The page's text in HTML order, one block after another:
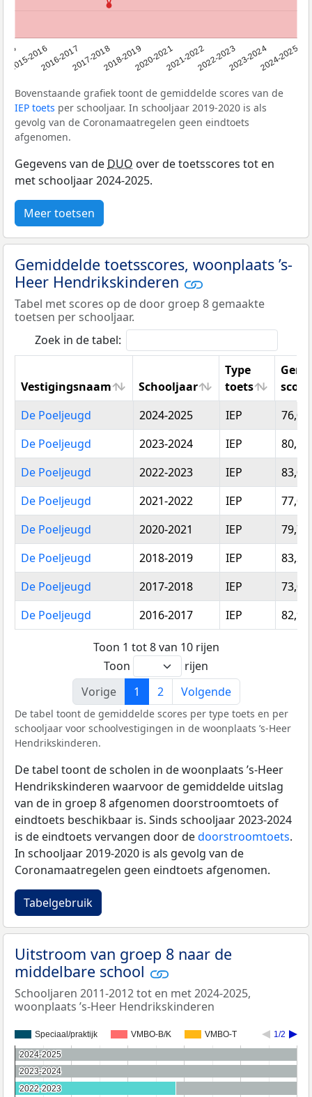
2015-20162016-20172017-20182018-20192020-20212021-20222022-20232023-20242024-2025
Bovenstaande grafiek toont de gemiddelde scores van de
IEP toets per schooljaar. In schooljaar 2019-2020 is als
gevolg van de Coronamaatregelen geen eindtoets
afgenomen.
Gegevens van deDUO over de toetsscores tot en
met schooljaar 2024-2025.
Meer toetsen
Gemiddelde toetsscores, woonplaats ’s-
Heer Hendrikskinderen
Tabel met scores op de door groep 8 gemaakte
toetsen per schooljaar.
Zoek in de tabel:
Vestigingsnaam Schooljaar
Type
toets
score
Vestigingsnaam
Schooljaar
Type
toets
score
De Poeljeugd 2024-2025 IEP
76,00
De Poeljeugd
2023-2024 IEP
80,12
De Poeljeugd
2022-2023 IEP
83,07
De Poeljeugd
2021-2022 IEP
77,00
De Poeljeugd
2020-2021 IEP
79,75
De Poeljeugd
2018-2019 IEP
83,20
De Poeljeugd
2017-2018 IEP
73,00
De Poeljeugd
2016-2017 IEP 82,99
Toon 1 tot 8 van 10 rijen
Toon
rijen
Vorige
1 2 Volgende
De tabel toont de gemiddelde scores per type toets en per
schooljaar voor schoolvestigingen in de woonplaats ’s-Heer
Hendrikskinderen.
De tabel toont de scholen in de woonplaats ’s-Heer
Hendrikskinderen waarvoor de gemiddelde uitslag
van de in groep 8 afgenomen doorstroomtoets of
eindtoets beschikbaar is. Sinds schooljaar 2023-2024
is de eindtoets vervangen door dedoorstroomtoets.
In schooljaar 2019-2020 is als gevolg van de
Coronamaatregelen geen eindtoets afgenomen.
Tabelgebruik
Uitstroom van groep 8 naar de
middelbare school
Schooljaren 2011-2012 tot en met 2024-2025,
woonplaats ’s-Heer Hendrikskinderen
Speciaal/praktijk VMBO-B/K VMBO-T 1/2
2024-2025
2024-2025
2023-2024
2023-2024
2022-2023
2022-2023